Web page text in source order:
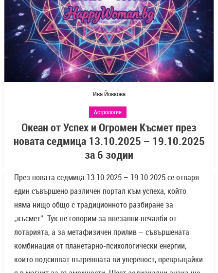
Ива Йовкова
Астрология
Океан от Успех и Огромен Късмет през
новата седмица 13.10.2025 – 19.10.2025
за 6 зодии
През новата седмица 13.10.2025 – 19.10.2025 се отваря
един съвършено различен портал към успеха, който
няма нищо общо с традиционното разбиране за
„късмет“. Тук не говорим за внезапни печалби от
лотарията, а за метафизичен прилив – съвършената
комбинация от планетарно-психологически енергии,
които подсилват вътрешната ви увереност, превръщайки